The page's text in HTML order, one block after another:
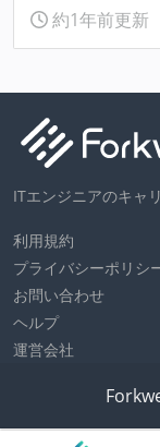
約1年前更新
ITエンジニアのキャ
利用規約
プライバシーポリシ
お問い合わせ
ヘルプ
運営会社